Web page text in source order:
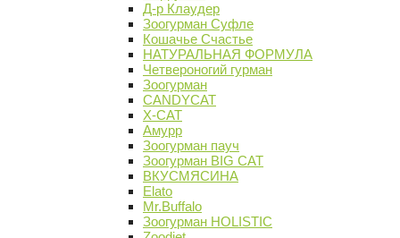
Д-р Клаудер
Зоогурман Суфле
Кошачье Счастье
НАТУРАЛЬНАЯ ФОРМУЛА
Четвероногий гурман
Зоогурман
CANDYCAT
X-CAT
Амурр
Зоогурман пауч
Зоогурман BIG CAT
ВКУСМЯСИНА
Elato
Mr.Buffalo
Зоогурман HOLISTIC